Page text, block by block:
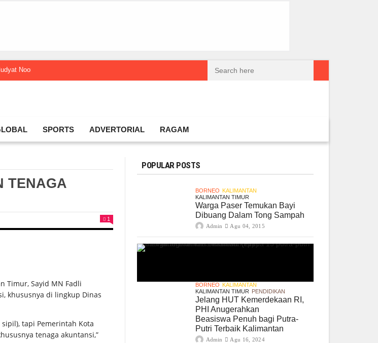
Noor Temui Menteri Ekraf, Dorong Ekonomi Kreatif Lokal Naik Kelas Gembel PPU dan IGTKI Penajam Sukses Gelar
SPORTS ADVERTORIAL RAGAM
TENAGA
1
Timur, Sayid MN Fadli
khususnya di lingkup Dinas
tapi Pemerintah Kota
tenaga akuntansi,”
POPULAR POSTS
BORNEO KALIMANTAN
KALIMANTAN TIMUR
Warga Paser Temukan Bayi
Dibuang Dalam Tong Sampah
Admin Agu 04, 2015
BORNEO KALIMANTAN
KALIMANTAN TIMUR PENDIDIKAN
Jelang HUT Kemerdekaan RI,
PHI Anugerahkan
Beasiswa Penuh bagi Putra-
Putri Terbaik Kalimantan
Admin Agu 16, 2024